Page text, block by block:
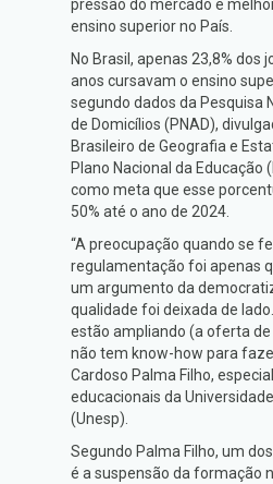
pressão do mercado e
ensino superior no País.
No Brasil, apenas 23,8% dos
anos cursavam o ensino
segundo dados da Pesquisa
de Domicílios (PNAD),
Brasileiro de Geografia e
Plano Nacional da Educação
como meta que esse
50% até o ano de 2024.
“A preocupação quando se
regulamentação foi apenas
um argumento da
qualidade foi deixada de
estão ampliando (a oferta
não tem know-how para
Cardoso Palma Filho,
educacionais da
(Unesp).
Segundo Palma Filho, um
é a suspensão da formação